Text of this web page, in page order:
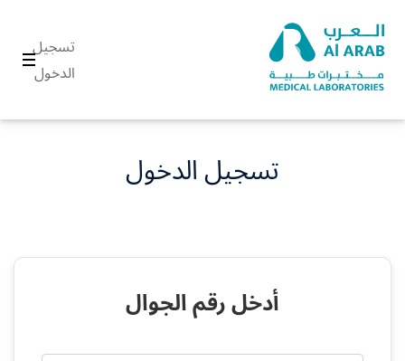
تسجيل
الدخول
تسجيل الدخول
أدخل رقم الجوال